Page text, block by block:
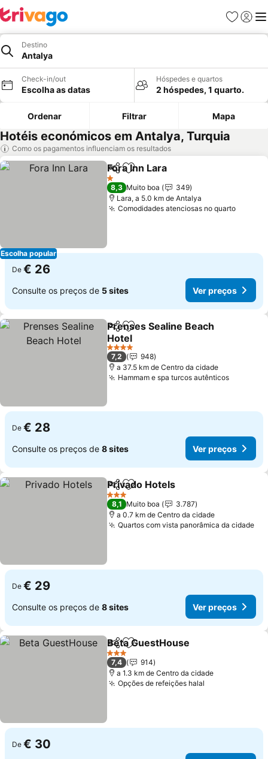
Favoritos
Iniciar
Destino
Antalya
Check-in/out
Escolha as datas
Hóspedes e quartos
2 hóspedes, 1 quarto.
Ordenar Filtrar Mapa
Hotéis económicos em Antalya, Turquia
Como os pagamentos influenciam os resultados
Escolha popular
PartilharAdicionar aos favoritos
Fora Inn Lara
1 Estrelas
8,3 Muito boa
349
Lara, a 5.0 km de Antalya
Comodidades atenciosas no quartoVer
De € 26
Consulte os preços de 5 sites Ver preços
PartilharAdicionar aos favoritos
Prenses Sealine Beach
Hotel
Ver preços
4 Estrelas
7,2
948
a 37.5 km de Centro da cidade
Hammam e spa turcos autênticosVer
De € 28
Consulte os preços de 8 sites Ver preços
PartilharAdicionar aos favoritos
Privado Hotels
3 Estrelas
8,1 Muito boa
3.787
a 0.7 km de Centro da cidade
Quartos com vista panorâmica da cidade
De € 29
Consulte os preços de 8 sites Ver preços
PartilharAdicionar aos favoritos
Beta GuestHouse
3 Estrelas
7,4
914
a 1.3 km de Centro da cidade
Opções de refeições halal
De € 30